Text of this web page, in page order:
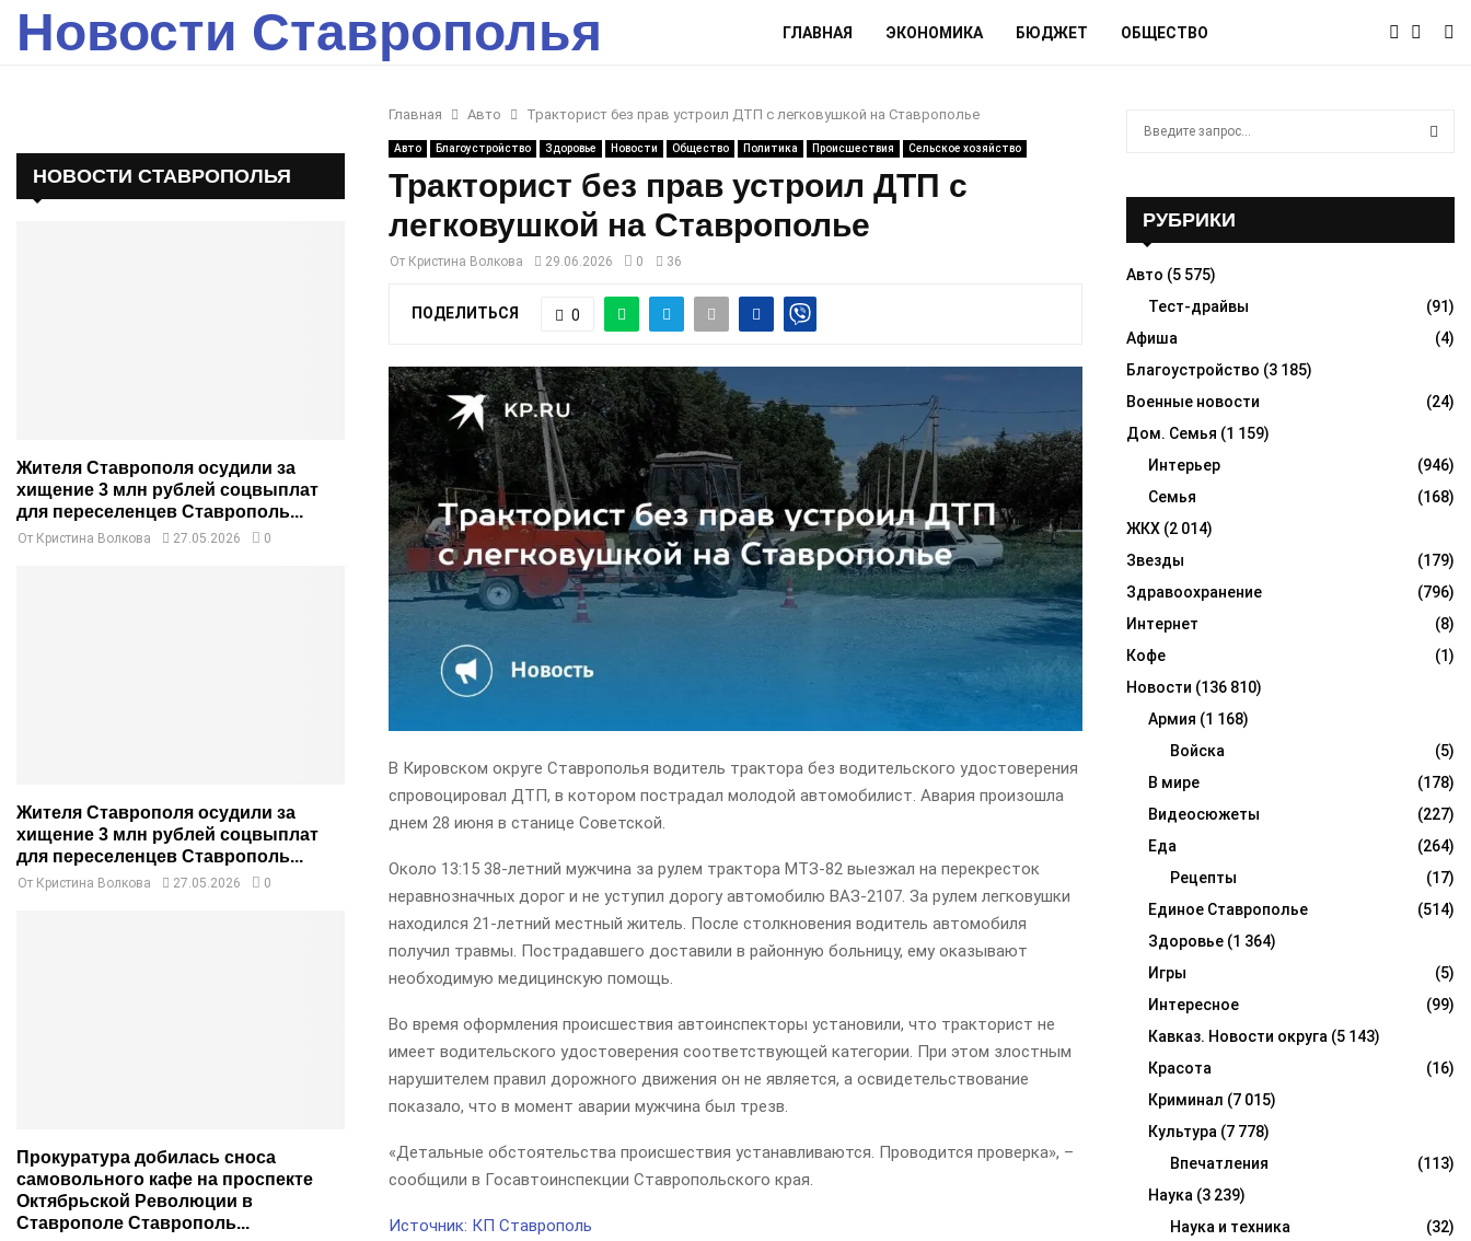
Новости Ставрополья ГЛАВНАЯ ЭКОНОМИКА БЮДЖЕТ ОБЩЕСТВО
Главная Авто Тракторист без прав устроил ДТП с легковушкой на Ставрополье
Авто Благоустройство Здоровье Новости Общество Политика Происшествия Сельское хозяйство
Тракторист без прав устроил ДТП с
легковушкой на Ставрополье
От Кристина Волкова 29.06.2026 0 36
ПОДЕЛИТЬСЯ 0
В Кировском округе Ставрополья водитель трактора без водительского удостоверения
спровоцировал ДТП, в котором пострадал молодой автомобилист. Авария произошла
днем 28 июня в станице Советской.
Около 13:15 38-летний мужчина за рулем трактора МТЗ-82 выезжал на перекресток
неравнозначных дорог и не уступил дорогу автомобилю ВАЗ-2107. За рулем легковушки
находился 21-летний местный житель. После столкновения водитель автомобиля
получил травмы. Пострадавшего доставили в районную больницу, ему оказывают
необходимую медицинскую помощь.
Во время оформления происшествия автоинспекторы установили, что тракторист не
имеет водительского удостоверения соответствующей категории. При этом злостным
нарушителем правил дорожного движения он не является, а освидетельствование
показало, что в момент аварии мужчина был трезв.
«Детальные обстоятельства происшествия устанавливаются. Проводится проверка», –
сообщили в Госавтоинспекции Ставропольского края.
Источник: КП Ставрополь
НОВОСТИ СТАВРОПОЛЬЯ
Жителя Ставрополя осудили за
хищение 3 млн рублей соцвыплат
для переселенцев Ставрополь...
От Кристина Волкова 27.05.2026 0
Жителя Ставрополя осудили за
хищение 3 млн рублей соцвыплат
для переселенцев Ставрополь...
От Кристина Волкова 27.05.2026 0
Прокуратура добилась сноса
самовольного кафе на проспекте
Октябрьской Революции в
Ставрополе Ставрополь...
o
R
C
H
РУБРИКИ
Авто (5 575)
Тест-драйвы
(91)
Афиша
(4)
Благоустройство (3 185)
Военные новости
(24)
Дом. Семья (1 159)
Интерьер
(946)
Семья
(168)
ЖКХ (2 014)
Звезды
(179)
Здравоохранение
(796)
Интернет
(8)
Кофе
(1)
Новости (136 810)
Армия (1 168)
Войска
(5)
В мире
(178)
Видеосюжеты
(227)
Еда
(264)
Рецепты
(17)
Единое Ставрополье
(514)
Здоровье (1 364)
Игры
(5)
Интересное
(99)
Кавказ. Новости округа (5 143)
Красота
(16)
Криминал (7 015)
Культура (7 778)
Впечатления
(113)
Наука (3 239)
Наука и техника
(32)